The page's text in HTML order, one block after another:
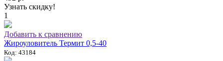
Узнать скидку!
1
Добавить к сравнению
Жироуловитель Термит 0,5-40
Код: 43184